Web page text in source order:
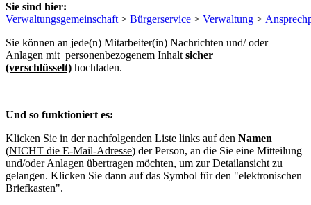
Sie sind hier:
Verwaltungsgemeinschaft > Bürgerservice > Verwaltung >
Sie können an jede(n) Mitarbeiter(in) Nachrichten und/ oder
Anlagen mit personenbezogenem Inhalt sicher
(verschlüsselt) hochladen.
Und so funktioniert es:
Klicken Sie in der nachfolgenden Liste links auf den Namen
(NICHT die E-Mail-Adresse) der Person, an die Sie eine Mitteilung
und/oder Anlagen übertragen möchten, um zur Detailansicht zu
gelangen. Klicken Sie dann auf das Symbol für den "elektronischen
Briefkasten".